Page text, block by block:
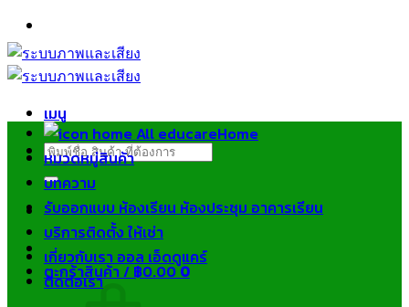
ข้าม
ไป
ยัง
เมนู
ค้นหา:
ตะกร้าสินค้า /฿0.000
Home
หมวดหมู่สินค้า
บทความ
รับออกแบบ ห้องเรียน ห้องประชุม อาคารเรียน
บริการติดตั้ง ให้เช่า
เกี่ยวกับเรา ออล เอ็ดดูแคร์
ติดต่อเรา